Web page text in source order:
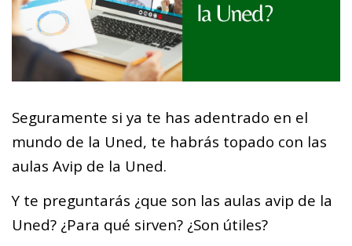
Seguramente si ya te has adentrado en el
mundo de la Uned, te habrás topado con las
aulas Avip de la Uned.
Y te preguntarás ¿que son las aulas avip de la
Uned? ¿Para qué sirven? ¿Son útiles?